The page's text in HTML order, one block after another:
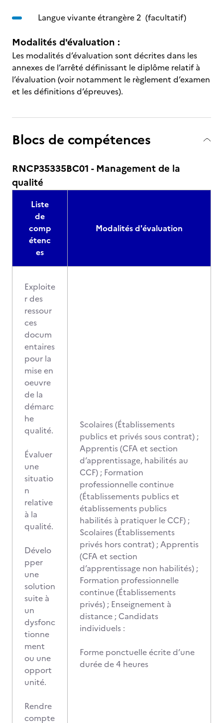
Langue vivante étrangère 2 (facultatif)
Modalités d'évaluation :
Les modalités d’évaluation sont décrites dans les
annexes de l’arrêté définissant le diplôme relatif à
l’évaluation (voir notamment le règlement d’examen
et les définitions d’épreuves).
Blocs de compétences
RNCP35335BC01 - Management de la
qualité
Liste
de
comp
étenc
es
Modalités d'évaluation
Exploite
r des
ressour
ces
docum
entaires
pour la
mise en
oeuvre
de la
démarc
he
qualité.
Évaluer
une
situatio
n
relative
à la
qualité.
Dévelo
pper
une
solution
suite à
un
dysfonc
tionne
ment
ou une
opport
unité.
Rendre
compte
Scolaires (Établissements
publics et privés sous contrat) ;
Apprentis (CFA et section
d’apprentissage, habilités au
CCF) ; Formation
professionnelle continue
(Établissements publics et
établissements publics
habilités à pratiquer le CCF) ;
Scolaires (Établissements
privés hors contrat) ; Apprentis
(CFA et section
d’apprentissage non habilités) ;
Formation professionnelle
continue (Établissements
privés) ; Enseignement à
distance ; Candidats
individuels :
Forme ponctuelle écrite d’une
durée de 4 heures